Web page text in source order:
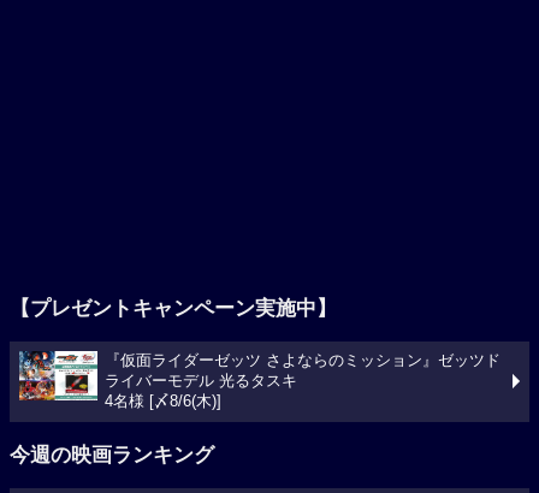
【プレゼントキャンペーン実施中】
『仮面ライダーゼッツ さよならのミッション』ゼッツド
ライバーモデル 光るタスキ
4名様 [〆8/6(木)]
今週の映画ランキング